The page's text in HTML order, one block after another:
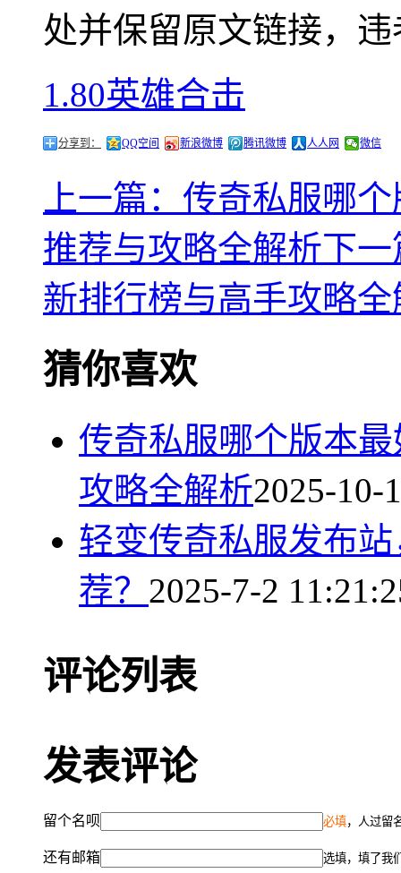
处并保留原文链接，
1.80英雄合击
分享到： QQ空间 新浪微博 腾讯微博 人人网 微信
上一篇：传奇私服哪
推荐与攻略全解析下
新排行榜与高手攻略全
猜你喜欢
传奇私服哪个版本
攻略全解析2025-10-
轻变传奇私服发布
荐？ 2025-7-2
评论列表
发表评论
留个名呗 必填，人过留
还有邮箱 选填，填了我